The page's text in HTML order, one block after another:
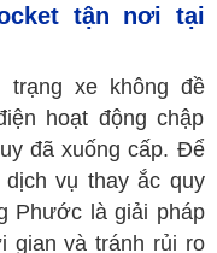
tận nơi tại
trạng xe không đề
hoạt động chập
đã xuống cấp. Để
vụ thay ắc quy
Phước là giải pháp
gian và tránh rủi ro